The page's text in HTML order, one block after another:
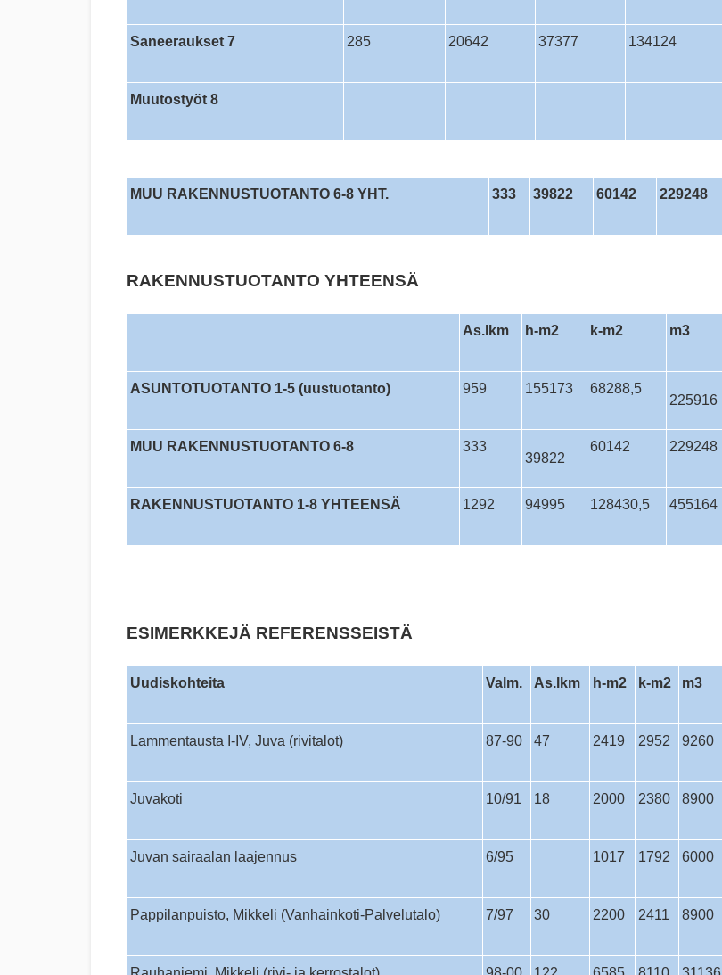
Saneeraukset 7 285 20642 37377 134124
Muutostyöt 8
MUU RAKENNUSTUOTANTO 6-8 YHT. 333 39822 60142 229248
RAKENNUSTUOTANTO YHTEENSÄ
As.lkm h-m2 k-m2 m3
ASUNTOTUOTANTO 1-5 (uustuotanto) 959 155173 68288,5
225916
MUU RAKENNUSTUOTANTO 6-8 333
39822
60142 229248
RAKENNUSTUOTANTO 1-8 YHTEENSÄ 1292 94995 128430,5 455164
ESIMERKKEJÄ REFERENSSEISTÄ
Uudiskohteita Valm. As.lkm h-m2 k-m2 m3
Lammentausta I-IV, Juva (rivitalot) 87-90 47 2419 2952 9260
Juvakoti 10/91 18 2000 2380 8900
Juvan sairaalan laajennus 6/95 1017 1792 6000
Pappilanpuisto, Mikkeli (Vanhainkoti-Palvelutalo) 7/97 30 2200 2411 8900